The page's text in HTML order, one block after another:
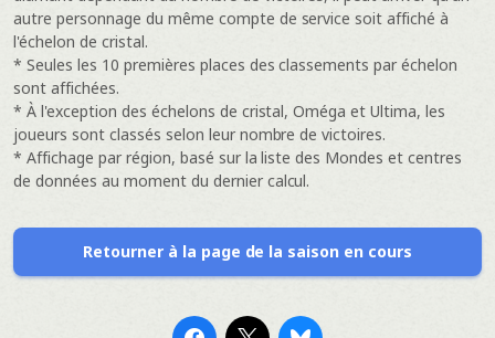
autre personnage du même compte de service soit affiché à
l'échelon de cristal.
* Seules les 10 premières places des classements par échelon
sont affichées.
* À l'exception des échelons de cristal, Oméga et Ultima, les
joueurs sont classés selon leur nombre de victoires.
* Affichage par région, basé sur la liste des Mondes et centres
de données au moment du dernier calcul.
Retourner à la page de la saison en cours